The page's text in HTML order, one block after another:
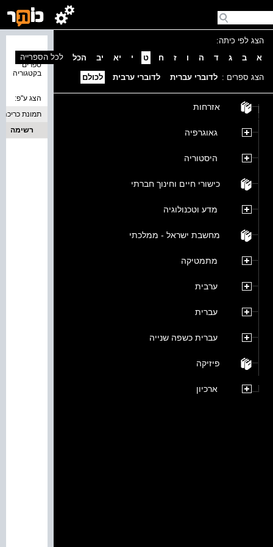
הצג לפי כיתה:
א
ב ג ד ה ו ז ח ט י יא יב הכל
הצג ספרים : לדוברי עברית לדוברי ערבית לכולם
אזרחות
גאוגרפיה
היסטוריה
כישורי חיים וחינוך חברתי
מדע וטכנולוגיה
מחשבת ישראל - ממלכתי
מתמטיקה
ערבית
עברית
עברית כשפה שנייה
פיזיקה
ארכיון
ספרים
בקטגוריה
לכל הספרייה
הצג ע''פ:
תמונת כריכה
רשימה